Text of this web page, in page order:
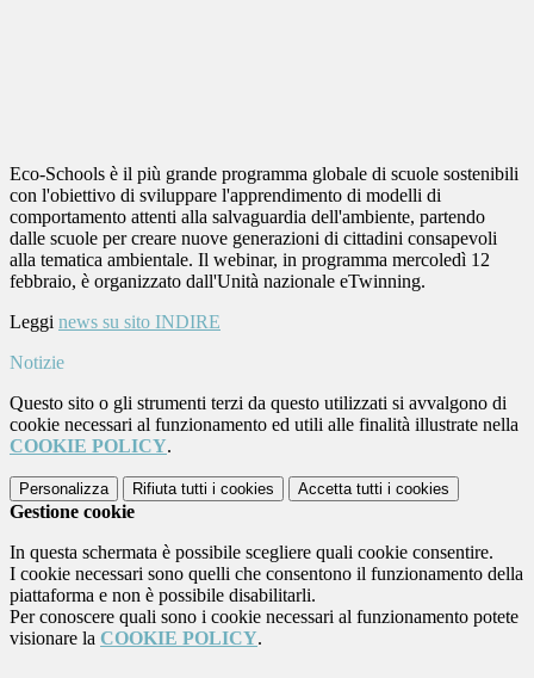
Eco-Schools è il più grande programma globale di scuole sostenibili
con l'obiettivo di sviluppare l'apprendimento di modelli di
comportamento attenti alla salvaguardia dell'ambiente, partendo
dalle scuole per creare nuove generazioni di cittadini consapevoli
alla tematica ambientale. Il webinar, in programma mercoledì 12
febbraio, è organizzato dall'Unità nazionale eTwinning.
Leggi news su sito INDIRE
Notizie
Questo sito o gli strumenti terzi da questo utilizzati si avvalgono di
cookie necessari al funzionamento ed utili alle finalità illustrate nella
COOKIE POLICY.
Personalizza Rifiuta tutti i cookies Accetta tutti i cookies
Gestione cookie
In questa schermata è possibile scegliere quali cookie consentire.
I cookie necessari sono quelli che consentono il funzionamento della
piattaforma e non è possibile disabilitarli.
Per conoscere quali sono i cookie necessari al funzionamento potete
visionare la COOKIE POLICY.